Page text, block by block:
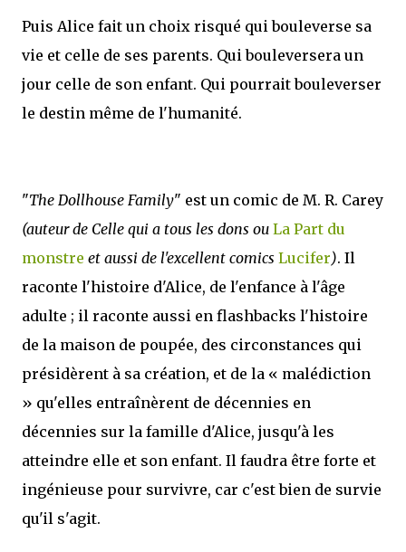
Puis Alice fait un choix risqué qui bouleverse sa
vie et celle de ses parents. Qui bouleversera un
jour celle de son enfant. Qui pourrait bouleverser
le destin même de l'humanité.
"The Dollhouse Family" est un comic de M. R. Carey
(auteur de Celle qui a tous les dons ou La Part du
monstre et aussi de l'excellent comics Lucifer). Il
raconte l'histoire d'Alice, de l'enfance à l'âge
adulte ; il raconte aussi en flashbacks l'histoire
de la maison de poupée, des circonstances qui
présidèrent à sa création, et de la « malédiction
» qu'elles entraînèrent de décennies en
décennies sur la famille d'Alice, jusqu'à les
atteindre elle et son enfant. Il faudra être forte et
ingénieuse pour survivre, car c'est bien de survie
qu'il s'agit.